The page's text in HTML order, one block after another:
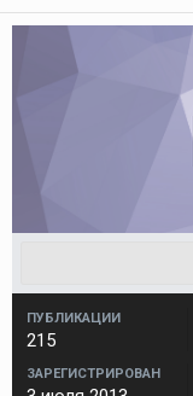
ПУБЛИКАЦИИ
215
ЗАРЕГИСТРИРОВАН